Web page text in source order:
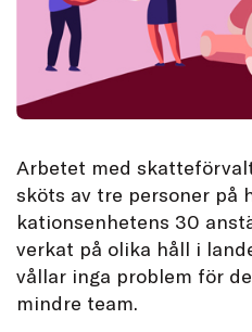
Arbetet med
sköts av tre personer på
kationsenhetens 30
verkat på olika håll i
vållar inga problem för
mindre team.